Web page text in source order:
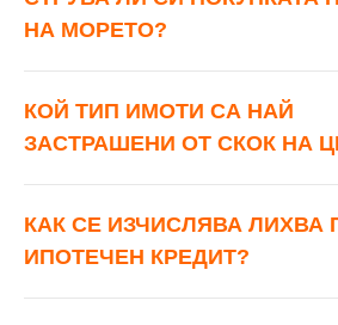
НА МОРЕТО?
КОЙ ТИП ИМОТИ СА НАЙ
ЗАСТРАШЕНИ ОТ СКОК НА
КАК СЕ ИЗЧИСЛЯВА ЛИХВА
ИПОТЕЧЕН КРЕДИТ?